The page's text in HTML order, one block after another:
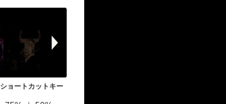
ショートカットキー